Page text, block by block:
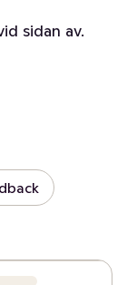
sidan av.